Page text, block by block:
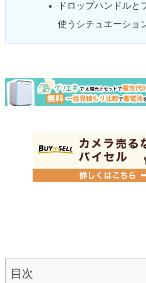
ドロップハンドルと
使うシチュエーショ
目次